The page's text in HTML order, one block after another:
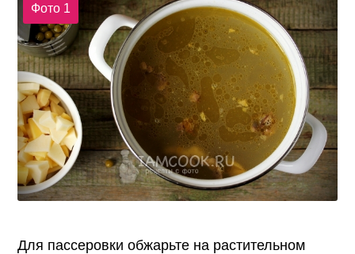
Фото 1
Для пассеровки обжарьте на растительном